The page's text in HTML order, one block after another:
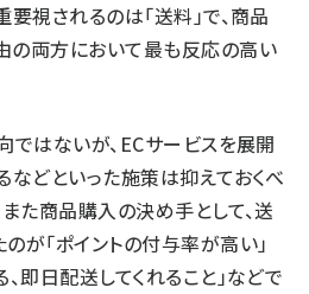
要視されるのは「送料」で、商品
の両方において最も反応の高い
ではないが、ECサービスを展開
などといった施策は抑えておくべ
また商品購入の決め手として、送
が「ポイントの付与率が高い」
即日配送してくれること」などで